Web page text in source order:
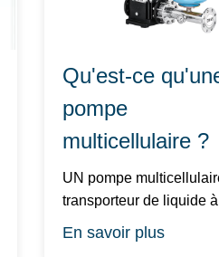
Qu'est-ce
pompe
multicellulaire ?
UN pompe multicellulaire est un
transporteur de liquide
En savoir plus